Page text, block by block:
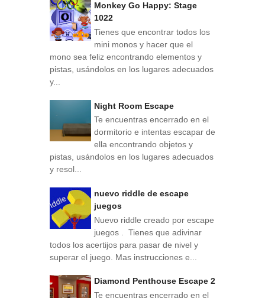
Monkey Go Happy: Stage
1022
Tienes que encontrar todos los
mini monos y hacer que el
mono sea feliz encontrando elementos y
pistas, usándolos en los lugares adecuados
y...
Night Room Escape
Te encuentras encerrado en el
dormitorio e intentas escapar de
ella encontrando objetos y
pistas, usándolos en los lugares adecuados
y resol...
nuevo riddle de escape
juegos
Nuevo riddle creado por escape
juegos . Tienes que adivinar
todos los acertijos para pasar de nivel y
superar el juego. Mas instrucciones e...
Diamond Penthouse Escape 2
Te encuentras encerrado en el